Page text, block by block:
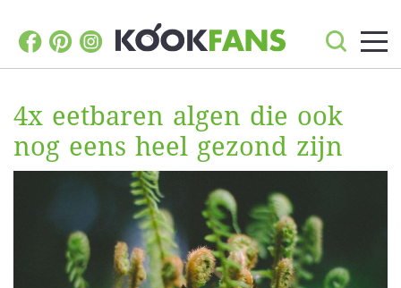
4x eetbaren algen die ook
nog eens heel gezond zijn